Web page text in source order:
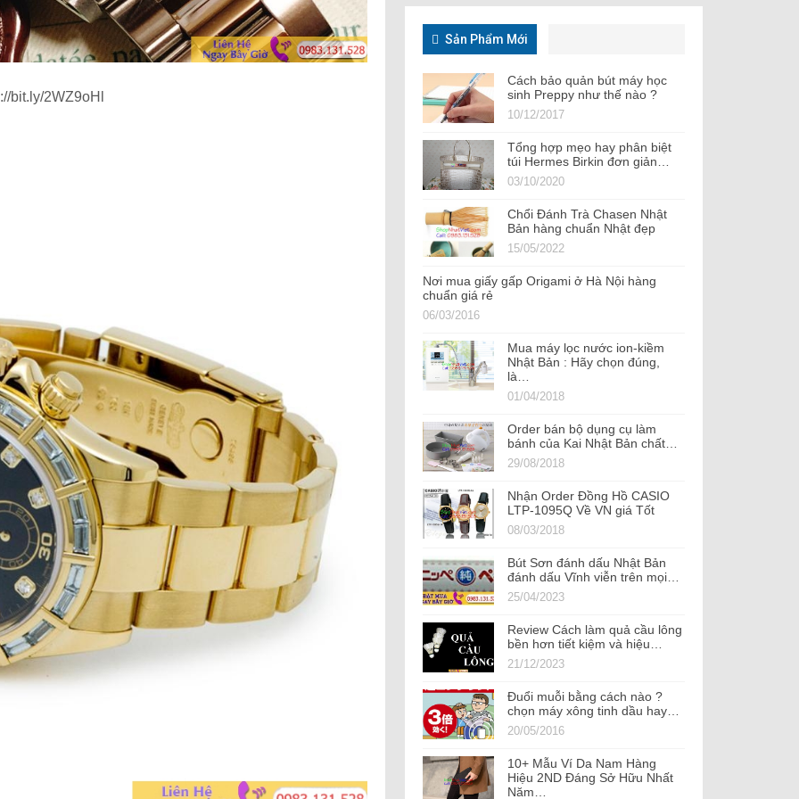
bit.ly/2WZ9oHl
Sản Phẩm Mới
Cách bảo quản bút máy học
sinh Preppy như thế nào ?
10/12/2017
Tổng hợp mẹo hay phân biệt
túi Hermes Birkin đơn giản…
03/10/2020
Chổi Đánh Trà Chasen Nhật
Bản hàng chuẩn Nhật đẹp
15/05/2022
Nơi mua giấy gấp Origami ở Hà Nội hàng
chuẩn giá rẻ
06/03/2016
Mua máy lọc nước ion-kiềm
Nhật Bản : Hãy chọn đúng,
là…
01/04/2018
Order bán bộ dụng cụ làm
bánh của Kai Nhật Bản chất…
29/08/2018
Nhận Order Đồng Hồ CASIO
LTP-1095Q Về VN giá Tốt
08/03/2018
Bút Sơn đánh dấu Nhật Bản
đánh dấu Vĩnh viễn trên mọi…
25/04/2023
Review Cách làm quả cầu lông
bền hơn tiết kiệm và hiệu…
21/12/2023
Đuổi muỗi bằng cách nào ?
chọn máy xông tinh dầu hay…
20/05/2016
10+ Mẫu Ví Da Nam Hàng
Hiệu 2ND Đáng Sở Hữu Nhất
Năm…